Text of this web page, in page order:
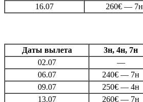
16.07
260€ — 7н
Даты вылета 3н, 4н, 7н
02.07
—
06.07
240€ — 7н
09.07
250€ — 4н
13.07
260€ — 7н